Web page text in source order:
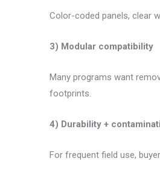
Color-coded panels, clear
3) Modular compatibility
Many programs want
footprints.
4) Durability +
For frequent field use,